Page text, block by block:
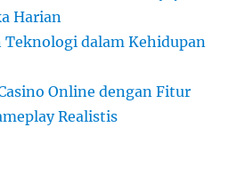
Harian
Teknologi dalam Kehidupan
Online dengan Fitur
Realistis